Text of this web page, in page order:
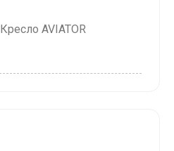
Кресло AVIATOR